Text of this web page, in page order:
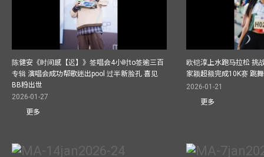
陈健安《时间感【迟】》签唱会4小时to签逾三百
专辑 演唱会成功帮歌迷出pool 过半新脸孔 喜见
BB粉出世
2026-01-27
更多
欧铠淳上水跑马拉松 挑
家颖超额完成10K赛 跳
2026-01-21
更多